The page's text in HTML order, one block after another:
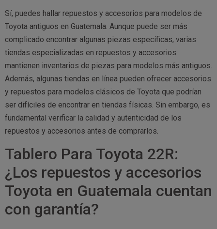
Sí, puedes hallar repuestos y accesorios para modelos de
Toyota antiguos en Guatemala. Aunque puede ser más
complicado encontrar algunas piezas específicas, varias
tiendas especializadas en repuestos y accesorios
mantienen inventarios de piezas para modelos más antiguos.
Además, algunas tiendas en línea pueden ofrecer accesorios
y repuestos para modelos clásicos de Toyota que podrían
ser difíciles de encontrar en tiendas físicas. Sin embargo, es
fundamental verificar la calidad y autenticidad de los
repuestos y accesorios antes de comprarlos.
Tablero Para Toyota 22R:
¿Los repuestos y accesorios
Toyota en Guatemala cuentan
con garantía?